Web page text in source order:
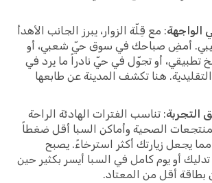
الواجهة: مع قِلّة الزوار، يبرز الجانب الأهدأ
تيبي. أمضِ صباحك في سوق حيّ شعبي، أو
تطبيقي، أو تجوّل في حيّ نادراً ما يرد في
هنا تكشف المدينة عن طابعها
التجربة: تناسب الفترات الهادئة الراحة
الصحية وأماكن السبا أقل ضغطاً
يجعل زيارتك أكثر استرخاءً. يصبح
أو يوم كامل في السبا أيسر بكثير حين
بطاقة أقل من المعتاد.